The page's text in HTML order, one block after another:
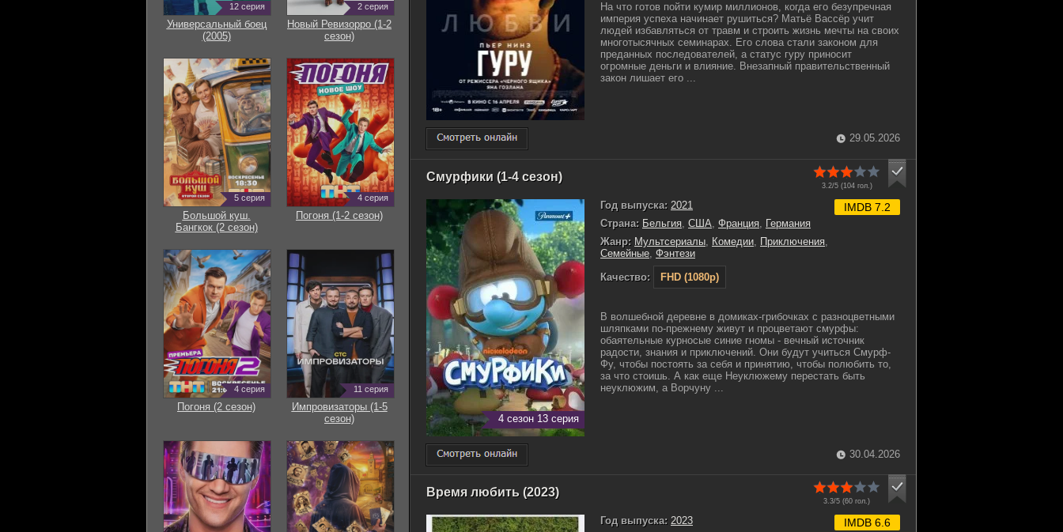
На что готов пойти кумир миллионов, когда его безупречная
империя успеха начинает рушиться? Матьё Вассёр учит
людей избавляться от травм и строить жизнь мечты на своих
многотысячных семинарах. Его слова стали законом для
преданных последователей, а статус гуру приносит
огромные деньги и влияние. Внезапный правительственный
закон лишает его ...
29.05.2026
Смурфики (1-4 сезон)
3.2/5 (104гол.)
4 сезон 13 серия
Год выпуска: 2021
Страна: Бельгия США Франция Германия
Жанр: Мультсериалы Комедии Приключения
Семейные Фэнтези
Качество:
FHD (1080p)
IMDB 7.2
В волшебной деревне в домиках-грибочках с разноцветными
шляпками по-прежнему живут и процветают смурфы:
обаятельные курносые синие гномы - вечный источник
радости, знания и приключений. Они будут учиться Смурф-
Фу, чтобы постоять за себя и принятию, чтобы полюбить то,
за что стоишь. А как еще Неуклюжему перестать быть
неуклюжим, а Ворчуну ...
30.04.2026
Время любить (2023)
3.3/5 (60 гол.)
Год выпуска: 2023
IMDB 6.6
12 серия
Универсальный боец
(2005)
2 серия
Новый Ревизорро (1-2
сезон)
5 серия
Большой куш.
Бангкок (2 сезон)
4 серия
Погоня (1-2 сезон)
4 серия
Погоня (2 сезон)
11 серия
Импровизаторы (1-5
сезон)